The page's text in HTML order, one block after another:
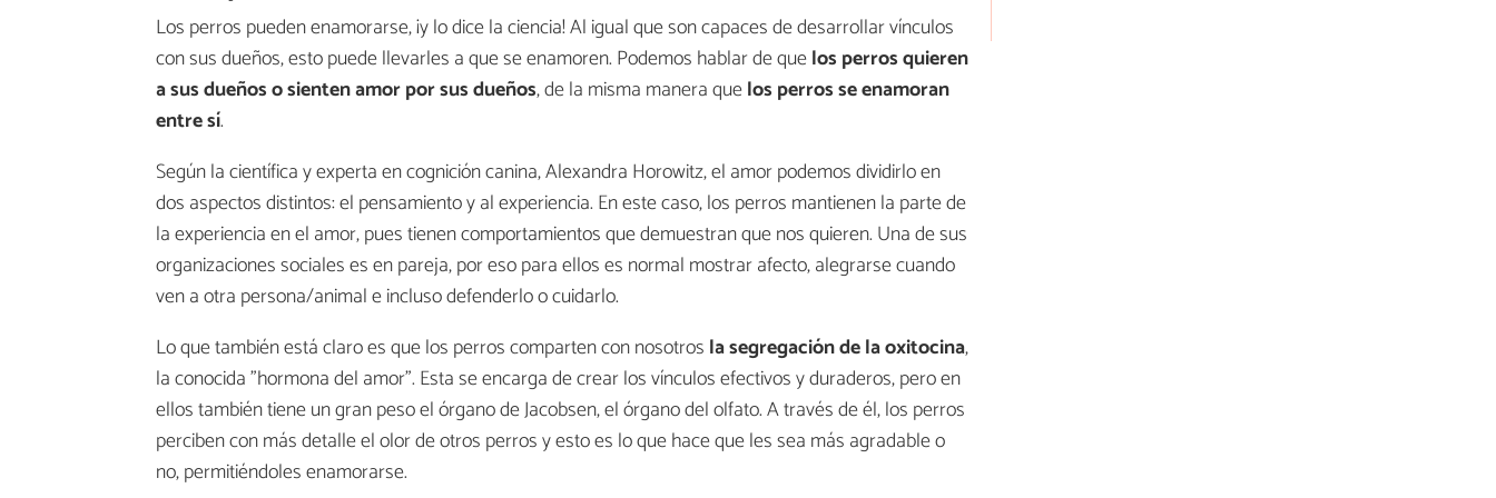
Los perros pueden enamorarse, ¡y lo dice la ciencia! Al igual que son capaces de desarrollar vínculos
con sus dueños, esto puede llevarles a que se enamoren. Podemos hablar de quelos perros quieren
a sus dueños o sienten amor por sus dueños, de la misma manera quelos perros se enamoran
entre sí.
Según la científica y experta en cognición canina, Alexandra Horowitz, el amor podemos dividirlo en
dos aspectos distintos: el pensamiento y al experiencia. En este caso, los perros mantienen la parte de
la experiencia en el amor, pues tienen comportamientos que demuestran que nos quieren. Una de sus
organizaciones sociales es en pareja, por eso para ellos es normal mostrar afecto, alegrarse cuando
ven a otra persona/animal e incluso defenderlo o cuidarlo.
Lo que también está claro es que los perros comparten con nosotros la segregación de la oxitocina,
la conocida "hormona del amor". Esta se encarga de crear los vínculos efectivos y duraderos, pero en
ellos también tiene un gran peso el órgano de Jacobsen, el órgano del olfato. A través de él, los perros
perciben con más detalle el olor de otros perros y esto es lo que hace que les sea más agradable o
no, permitiéndoles enamorarse.